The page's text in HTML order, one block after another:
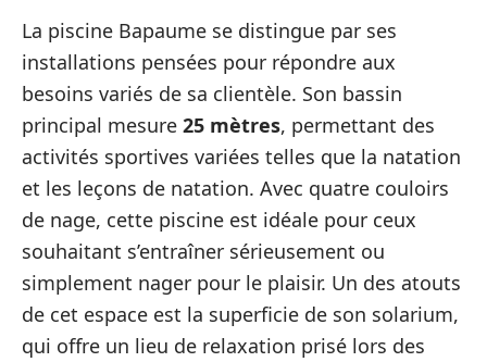
La piscine Bapaume se distingue par ses
installations pensées pour répondre aux
besoins variés de sa clientèle. Son bassin
principal mesure 25 mètres, permettant des
activités sportives variées telles que la natation
et les leçons de natation. Avec quatre couloirs
de nage, cette piscine est idéale pour ceux
souhaitant s’entraîner sérieusement ou
simplement nager pour le plaisir. Un des atouts
de cet espace est la superficie de son solarium,
qui offre un lieu de relaxation prisé lors des